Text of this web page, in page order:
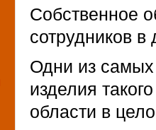
Собственное
сотрудников в
Одни из
изделия
области в